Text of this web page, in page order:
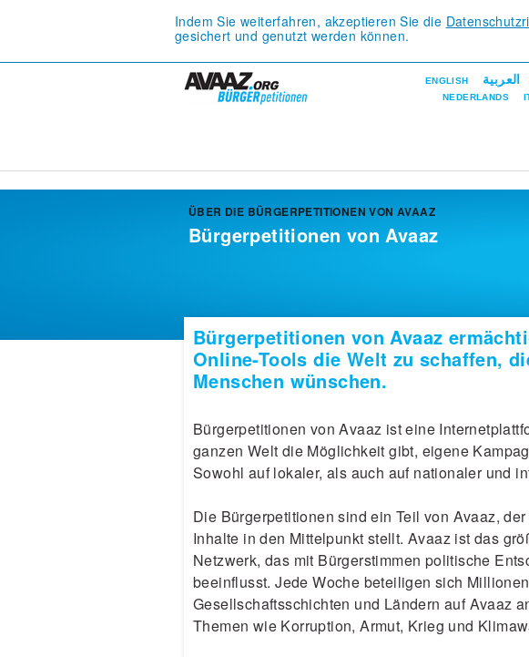
Indem Sie weiterfahren, akzeptieren Sie die
gesichert und genutzt werden können.
ENGLISH العربية
NEDERLANDS
ÜBER DIE BÜRGERPETITIONEN VON AVAAZ
Bürgerpetitionen von Avaaz
Bürgerpetitionen von Avaaz
Online-Tools die Welt zu schaffen,
Menschen wünschen.
Bürgerpetitionen von Avaaz ist eine
ganzen Welt die Möglichkeit gibt, eigene
Sowohl auf lokaler, als auch auf nationaler und
Die Bürgerpetitionen sind ein Teil von Avaaz,
Inhalte in den Mittelpunkt stellt. Avaaz ist das
Netzwerk, das mit Bürgerstimmen politische
beeinflusst. Jede Woche beteiligen sich
Gesellschaftsschichten und Ländern auf Avaaz
Themen wie Korruption, Armut, Krieg und